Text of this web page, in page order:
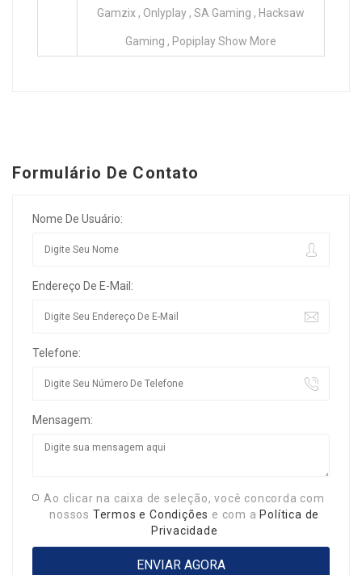
Gamzix , Onlyplay , SA Gaming , Hacksaw
Gaming , Popiplay Show More
Formulário De Contato
Nome De Usuário:
Endereço De E-Mail:
Telefone:
Mensagem:
Ao clicar na caixa de seleção, você concorda com
nossos Termos e Condições e com a Política de
Privacidade